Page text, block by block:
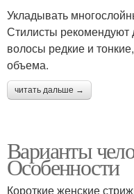
Укладывать
Стилисты рекомендуют
волосы редкие и
объема.
читать дальше →
Варианты
Особенности
Короткие женские